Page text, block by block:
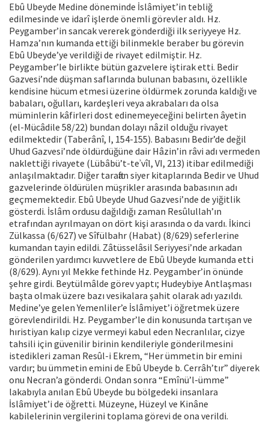
Ebû Ubeyde Medine döneminde İslâmiyet’in tebliğ
edilmesinde ve idarî işlerde önemli görevler aldı. Hz.
Peygamber’in sancak vererek gönderdiği ilk seriyyeye Hz.
Hamza’nın kumanda ettiği bilinmekle beraber bu görevin
Ebû Ubeyde’ye verildiği de rivayet edilmiştir. Hz.
Peygamber’le birlikte bütün gazvelere iştirak etti. Bedir
Gazvesi’nde düşman saflarında bulunan babasını, özellikle
kendisine hücum etmesi üzerine öldürmek zorunda kaldığı ve
babaları, oğulları, kardeşleri veya akrabaları da olsa
müminlerin kâfirleri dost edinemeyeceğini belirten âyetin
(el-Mücâdile 58/22) bundan dolayı nâzil olduğu rivayet
edilmektedir (Taberânî, I, 154-155). Babasını Bedir’de değil
Uhud Gazvesi’nde öldürdüğüne dair Hâzin’in râvi adı vermeden
naklettiği rivayete (Lübâbü’t-teʾvîl, VI, 213) itibar edilmediği
anlaşılmaktadır. Diğer taraftan siyer kitaplarında Bedir ve Uhud
gazvelerinde öldürülen müşrikler arasında babasının adı
geçmemektedir. Ebû Ubeyde Uhud Gazvesi’nde de yiğitlik
gösterdi. İslâm ordusu dağıldığı zaman Resûlullah’ın
etrafından ayrılmayan on dört kişi arasında o da vardı. İkinci
Zülkassa (6/627) ve Sîfülbahr (Habat) (8/629) seferlerine
kumandan tayin edildi. Zâtüsselâsil Seriyyesi’nde arkadan
gönderilen yardımcı kuvvetlere de Ebû Ubeyde kumanda etti
(8/629). Aynı yıl Mekke fethinde Hz. Peygamber’in önünde
şehre girdi. Beytülmâlde görev yaptı; Hudeybiye Antlaşması
başta olmak üzere bazı vesikalara şahit olarak adı yazıldı.
Medine’ye gelen Yemenliler’e İslâmiyet’i öğretmek üzere
görevlendirildi. Hz. Peygamber’le din konusunda tartışan ve
hıristiyan kalıp cizye vermeyi kabul eden Necranlılar, cizye
tahsili için güvenilir birinin kendileriyle gönderilmesini
istedikleri zaman Resûl-i Ekrem, “Her ümmetin bir emini
vardır; bu ümmetin emini de Ebû Ubeyde b. Cerrâh’tır” diyerek
onu Necran’a gönderdi. Ondan sonra “Emînü’l-ümme”
lakabıyla anılan Ebû Ubeyde bu bölgedeki insanlara
İslâmiyet’i de öğretti. Müzeyne, Hüzeyl ve Kinâne
kabilelerinin vergilerini toplama görevi de ona verildi.